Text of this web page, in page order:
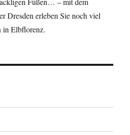
Dresden erleben Sie noch viel
in Elbflorenz.